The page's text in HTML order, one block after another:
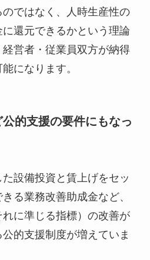
ではなく、人時生産性の
還元できるかという理論
営者・従業員双方が納得
になります。
的支援の要件にもなっ
設備投資と賃上げをセッ
る業務改善助成金など、
に準じる指標）の改善が
的支援制度が増えていま